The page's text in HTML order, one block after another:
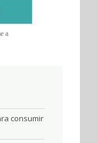
a
consumir